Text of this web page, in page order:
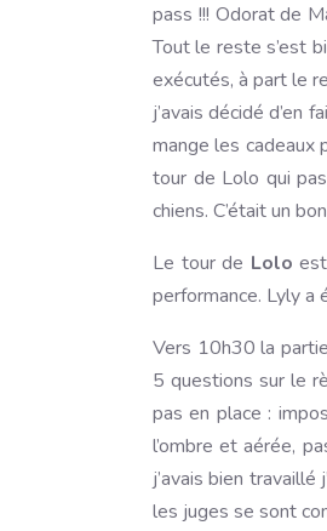
pass !!! Odorat de
Tout le reste s’est
exécutés, à part le
j’avais décidé d’en
mange les cadeaux
tour de Lolo qui
chiens. C’était un
Le tour de Lolo
performance. Lyly a
Vers 10h30 la
5 questions sur le
pas en place :
l’ombre et aérée,
j’avais bien travaillé
les juges se sont